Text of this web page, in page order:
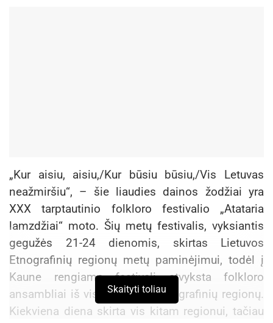
„Kur aisiu, aisiu,/Kur būsiu būsiu,/Vis Letuvas
neažmiršiu“, – šie liaudies dainos žodžiai yra
XXX tarptautinio folkloro festivalio „Atataria
lamzdžiai“ moto. Šių metų festivalis, vyksiantis
gegužės 21-24 dienomis, skirtas Lietuvos
Etnografinių regionų metų paminėjimui, todėl į
Kaune rengiamą festivalį atvyksta folkloro
ansambliai iš visų Lietuvos etnografinių regionų.
Kiekviena diena skirta vis kitam regionui, tačiau
Skaityti toliau